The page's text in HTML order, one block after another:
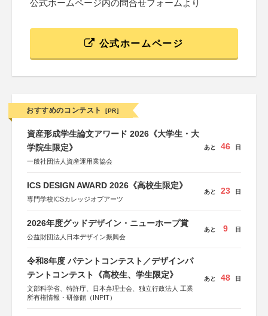
公式ホームページ内の問合せフォームより
公式ホームページ
おすすめのコンテスト [PR]
資産形成学生論文アワード 2026《大学生・大
学院生限定》
一般社団法人資産運用業協会
あと 46 日
ICS DESIGN AWARD 2026《高校生限定》
専門学校ICSカレッジオブアーツ
あと 23 日
2026年度グッドデザイン・ニューホープ賞
公益財団法人日本デザイン振興会
あと 9 日
令和8年度 パテントコンテスト／デザインパ
テントコンテスト《高校生、学生限定》
文部科学省、特許庁、日本弁理士会、独立行政法人 工業
所有権情報・研修館（INPIT）
あと 48 日